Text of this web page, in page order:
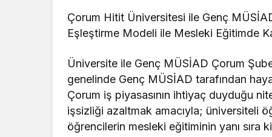
Çorum Hitit Üniversitesi ile Genç
Eşleştirme Modeli ile Mesleki Eğitimde
Üniversite ile Genç MÜSİAD Çorum
genelinde Genç MÜSİAD tarafından
Çorum iş piyasasının ihtiyaç duyduğu
işsizliği azaltmak amacıyla; üniversiteli
öğrencilerin mesleki eğitiminin yanı sıra